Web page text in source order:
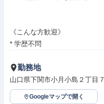
《こんな方歓迎》
* 学歴不問
勤務地
山口県下関市小月小島２丁目
Googleマップで開く